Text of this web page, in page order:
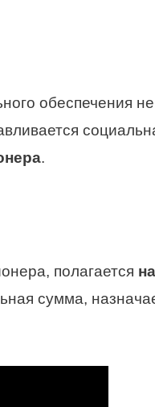
обеспечения не
.
полагается
сумма,